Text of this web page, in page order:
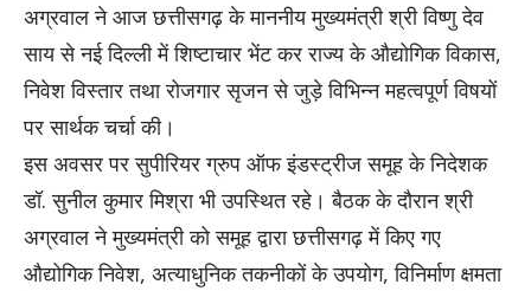
अग्रवाल ने आज छत्तीसगढ़ के माननीय मुख्यमंत्री श्री विष्णु देव
साय से नई दिल्ली में शिष्टाचार भेंट कर राज्य के औद्योगिक विकास,
निवेश विस्तार तथा रोजगार सृजन से जुड़े विभिन्न महत्वपूर्ण विषयों
पर सार्थक चर्चा की।
इस अवसर पर सुपीरियर ग्रुप ऑफ इंडस्ट्रीज समूह के निदेशक
डॉ. सुनील कुमार मिश्रा भी उपस्थित रहे। बैठक के दौरान श्री
अग्रवाल ने मुख्यमंत्री को समूह द्वारा छत्तीसगढ़ में किए गए
औद्योगिक निवेश, अत्याधुनिक तकनीकों के उपयोग, विनिर्माण क्षमता